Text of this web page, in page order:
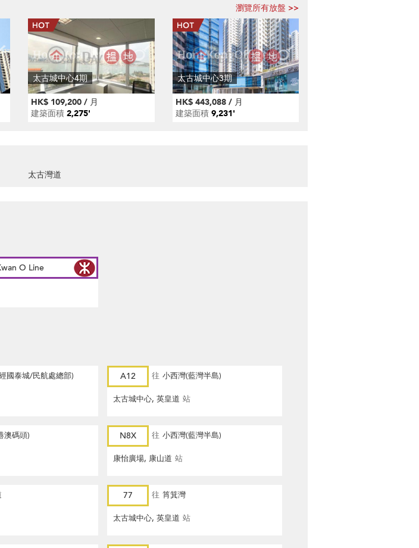
瀏覽所有放盤 >>
太古城中心4期
HK$ 109,200 / 月
建築面積 2,275'
太古城中心3期
HK$ 443,088 / 月
建築面積 9,231'
太古灣道
O Line
國泰城/民航處總部) A12 往 小西灣(藍灣半島)
太古城中心, 英皇道 站
澳碼頭) N8X 往 小西灣(藍灣半島)
康怡廣場, 康山道 站
77 往 筲箕灣
太古城中心, 英皇道 站